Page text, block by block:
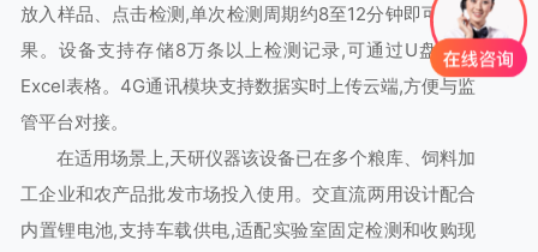
放入样品、点击检测,单次检测周期约8至12分钟即可出结
果。设备支持存储8万条以上检测记录,可通过U盘导出
Excel表格。4G通讯模块支持数据实时上传云端,方便与监
管平台对接。
在适用场景上,天研仪器该设备已在多个粮库、饲料加
工企业和农产品批发市场投入使用。交直流两用设计配合
内置锂电池,支持车载供电,适配实验室固定检测和收购现